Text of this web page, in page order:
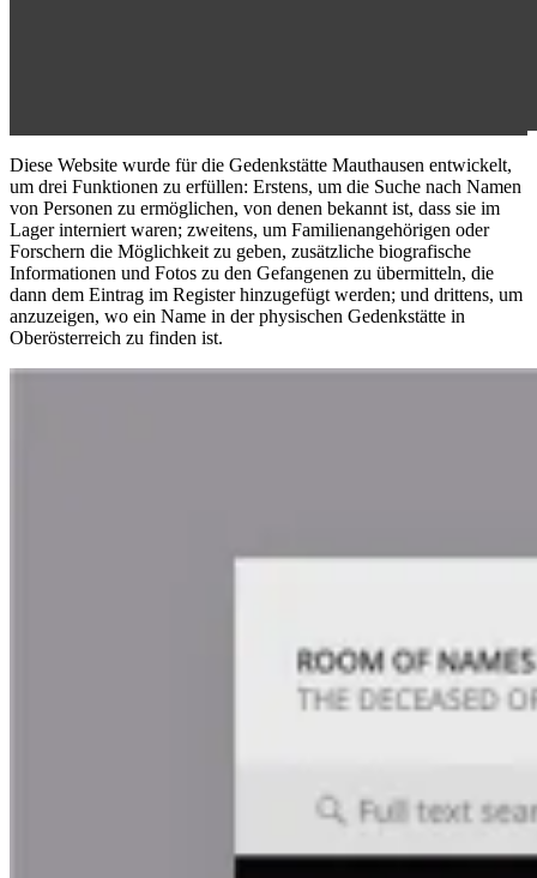
Diese Website wurde für die Gedenkstätte Mauthausen entwickelt,
um drei Funktionen zu erfüllen: Erstens, um die Suche nach Namen
von Personen zu ermöglichen, von denen bekannt ist, dass sie im
Lager interniert waren; zweitens, um Familienangehörigen oder
Forschern die Möglichkeit zu geben, zusätzliche biografische
Informationen und Fotos zu den Gefangenen zu übermitteln, die
dann dem Eintrag im Register hinzugefügt werden; und drittens, um
anzuzeigen, wo ein Name in der physischen Gedenkstätte in
Oberösterreich zu finden ist.